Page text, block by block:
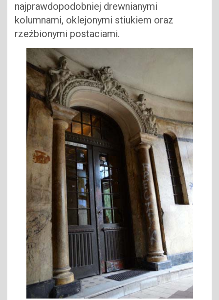
najprawdopodobniej drewnianymi
kolumnami, oklejonymi stiukiem oraz
rzeźbionymi postaciami.